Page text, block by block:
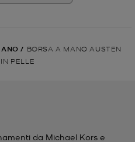
/ BORSA A MANO AUSTEN
PELLE
da Michael Kors e